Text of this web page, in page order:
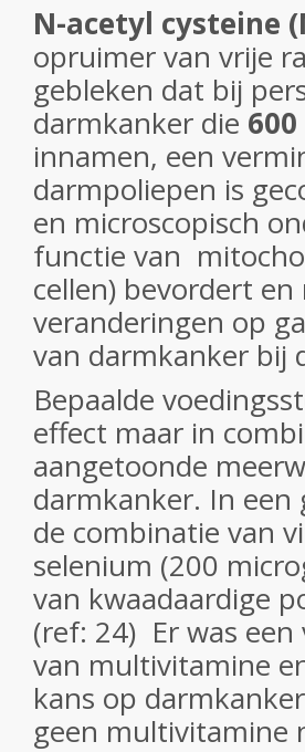
N-acetyl cysteine
opruimer van vrije
gebleken dat bij
darmkanker die
innamen, een
darmpoliepen is
en microscopisch
functie van
cellen) bevordert
veranderingen op
van darmkanker bij
Bepaalde
effect maar in
aangetoonde
darmkanker. In een
de combinatie van
selenium (200
van kwaadaardige
(ref: 24) Er was
van multivitamine
kans op
geen multivitamine